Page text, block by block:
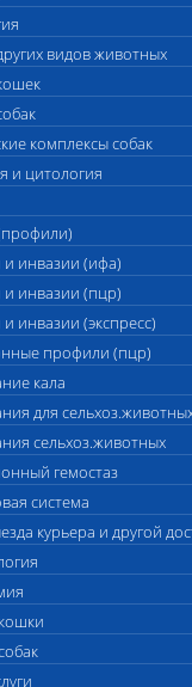
видов животных
комплексы собак
и цитология
инвазии (ифа)
инвазии (пцр)
инвазии (экспресс)
профили (пцр)
кала
для
сельхоз.животных
гемостаз
система
курьера и другой